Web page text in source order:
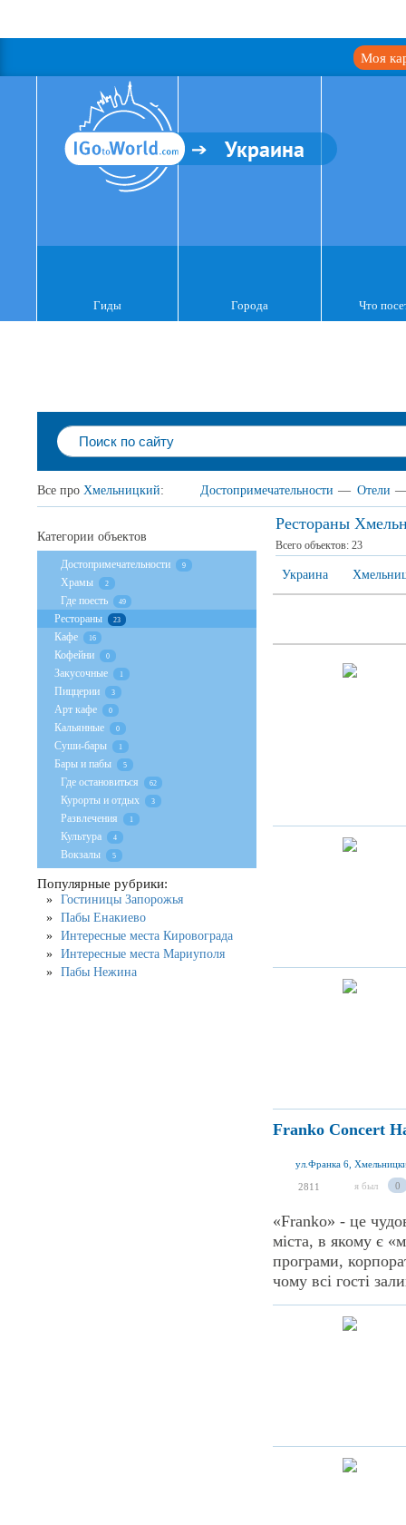
Моя
Украина
Гиды Города Что
Все про Хмельницкий: Достопримечательности — Отели
Рестораны
Всего объектов: 23
Украина
Franko Concert
ул.Франка 6,
2811 я был 0
«Franko» - це
міста, в якому є
програми,
чому всі гості
Категории объектов
Достопримечательности 9
Храмы 2
Где поесть 49
Рестораны 23
Кафе 16
Кофейни 0
Закусочные 1
Пиццерии 3
Арт кафе 0
Кальянные 0
Суши-бары 1
Бары и пабы 5
Где остановиться 62
Курорты и отдых 3
Развлечения 1
Культура 4
Вокзалы 5
Популярные рубрики:
Гостиницы Запорожья
Пабы Енакиево
Интересные места Кировограда
Интересные места Мариуполя
Пабы Нежина